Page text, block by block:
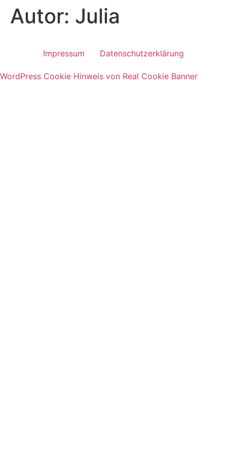
Zum
InhaltAutor: Julia
Impressum Datenschutzerklärung
WordPress Cookie Hinweis von Real Cookie Banner